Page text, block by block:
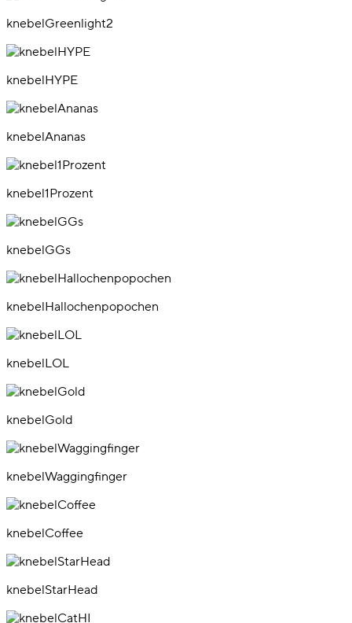
knebelGreenlight2
knebelHYPE
knebelAnanas
knebel1Prozent
knebelGGs
knebelHallochenpopochen
knebelLOL
knebelGold
knebelWaggingfinger
knebelCoffee
knebelStarHead